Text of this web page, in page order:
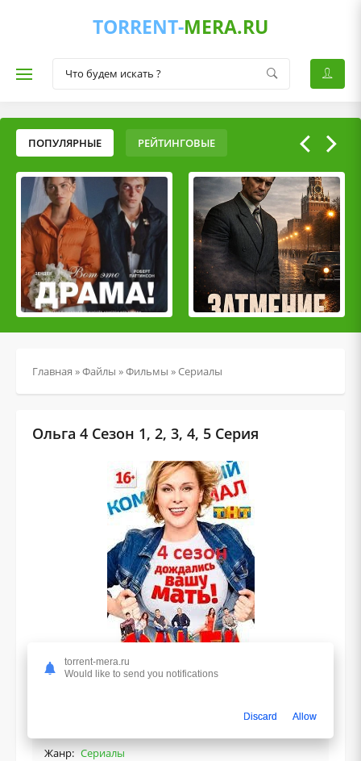
TORRENT-MERA.RU
ПОПУЛЯРНЫЕ РЕЙТИНГОВЫЕ
Главная »Файлы »Фильмы »Сериалы
Ольга 4 Сезон 1, 2, 3, 4, 5 Серия
Жанр: Сериалы
torrent-mera.ru
Would like to send you notifications
Discard Allow